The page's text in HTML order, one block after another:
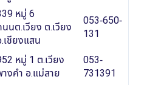
หมู่ 6
นต.เวียง ต.เวียง
เชียงแสน
053-650-
131
หมู่ 1 ต.เวียง
งคำ อ.แม่สาย
053-
731391